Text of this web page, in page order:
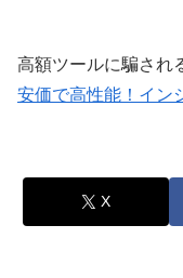
高額ツールに騙され
安価で高性能！イン
X